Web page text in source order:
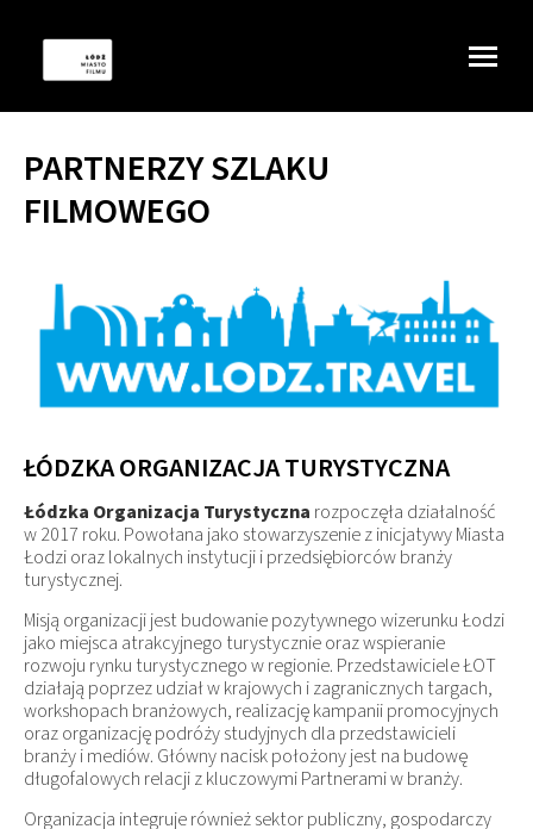
PARTNERZY SZLAKU
FILMOWEGO
ŁÓDZKA ORGANIZACJA TURYSTYCZNA
Łódzka Organizacja Turystyczna rozpoczęła działalność
w 2017 roku. Powołana jako stowarzyszenie z inicjatywy Miasta
Łodzi oraz lokalnych instytucji i przedsiębiorców branży
turystycznej.
Misją organizacji jest budowanie pozytywnego wizerunku Łodzi
jako miejsca atrakcyjnego turystycznie oraz wspieranie
rozwoju rynku turystycznego w regionie. Przedstawiciele ŁOT
działają poprzez udział w krajowych i zagranicznych targach,
workshopach branżowych, realizację kampanii promocyjnych
oraz organizację podróży studyjnych dla przedstawicieli
branży i mediów. Główny nacisk położony jest na budowę
długofalowych relacji z kluczowymi Partnerami w branży.
Organizacja integruje również sektor publiczny, gospodarczy